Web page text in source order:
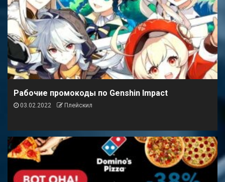
Рабочие промокоды по Genshin Impact
03.02.2022 Плейскил